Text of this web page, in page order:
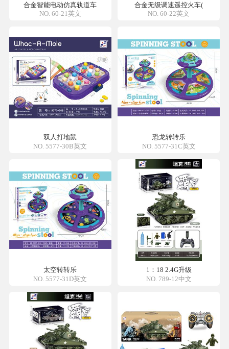
合金智能电动仿真轨道车
NO. 60-21英文
合金无级调速遥控火车(
NO. 60-22英文
双人打地鼠
NO. 5577-30B英文
恐龙转转乐
NO. 5577-31C英文
太空转转乐
NO. 5577-31D英文
1：18 2.4G升级
NO. 789-12中文